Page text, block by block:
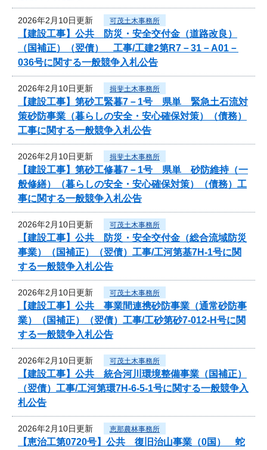
2026年2月10日更新 可茂土木事務所
【建設工事】公共 防災・安全交付金（道路改良）
（国補正）（翌債） 工事/工建2第R7－31－A01－
036号に関する一般競争入札公告
2026年2月10日更新 揖斐土木事務所
【建設工事】第砂工緊暮7－1号 県単 緊急土石流対
策砂防事業（暮らしの安全・安心確保対策）（債務）
工事に関する一般競争入札公告
2026年2月10日更新 揖斐土木事務所
【建設工事】第砂工修暮7－1号 県単 砂防維持（一
般修繕）（暮らしの安全・安心確保対策）（債務）工
事に関する一般競争入札公告
2026年2月10日更新 可茂土木事務所
【建設工事】公共 防災・安全交付金（総合流域防災
事業）（国補正）（翌債）工事/工河第基7H-1号に関
する一般競争入札公告
2026年2月10日更新 可茂土木事務所
【建設工事】公共 事業間連携砂防事業（通常砂防事
業）（国補正）（翌債）工事/工砂第砂7-012‐H号に関
する一般競争入札公告
2026年2月10日更新 可茂土木事務所
【建設工事】公共 統合河川環境整備事業（国補正）
（翌債）工事/工河第環7H-6-5-1号に関する一般競争入
札公告
2026年2月10日更新 恵那農林事務所
【恵治工第0720号】公共 復旧治山事業（0国） 蛇